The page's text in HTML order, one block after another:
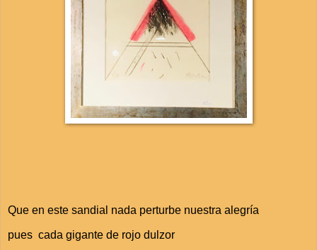
Que en este sandial nada perturbe nuestra alegría
pues cada gigante de rojo dulzor